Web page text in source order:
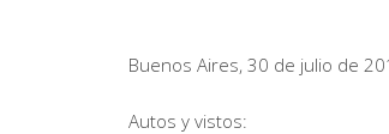
Buenos Aires, 30 de julio de
Autos y vistos: